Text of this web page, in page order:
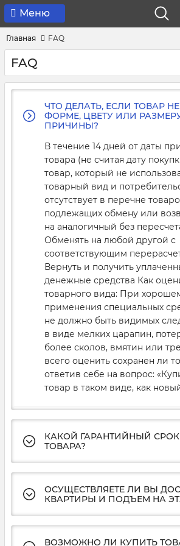
Меню
Главная FAQ
FAQ
ЧТО ДЕЛАТЬ, ЕСЛИ ТОВАР
ФОРМЕ, ЦВЕТУ ИЛИ
ПРИЧИНЫ?
В течение 14 дней от даты
товара (не считая дату
товар, который не
товарный вид и
отсутствует в перечне
подлежащих обмену или
на аналогичный без
Обменять на любой другой с
соответствующим
Вернуть и получить
денежные средства Как
товарного вида: При
применения специальных
не должно быть видимых
в виде мелких царапин,
более сколов, вмятин или
всего оценить сохранен ли
ответив себе на вопрос:
товар в таком виде, как
КАКОЙ ГАРАНТИЙНЫЙ
ТОВАРА?
ОСУЩЕСТВЛЯЕТЕ ЛИ ВЫ
КВАРТИРЫ И ПОДЪЕМ НА
ВОЗМОЖНО ЛИ КУПИТЬ